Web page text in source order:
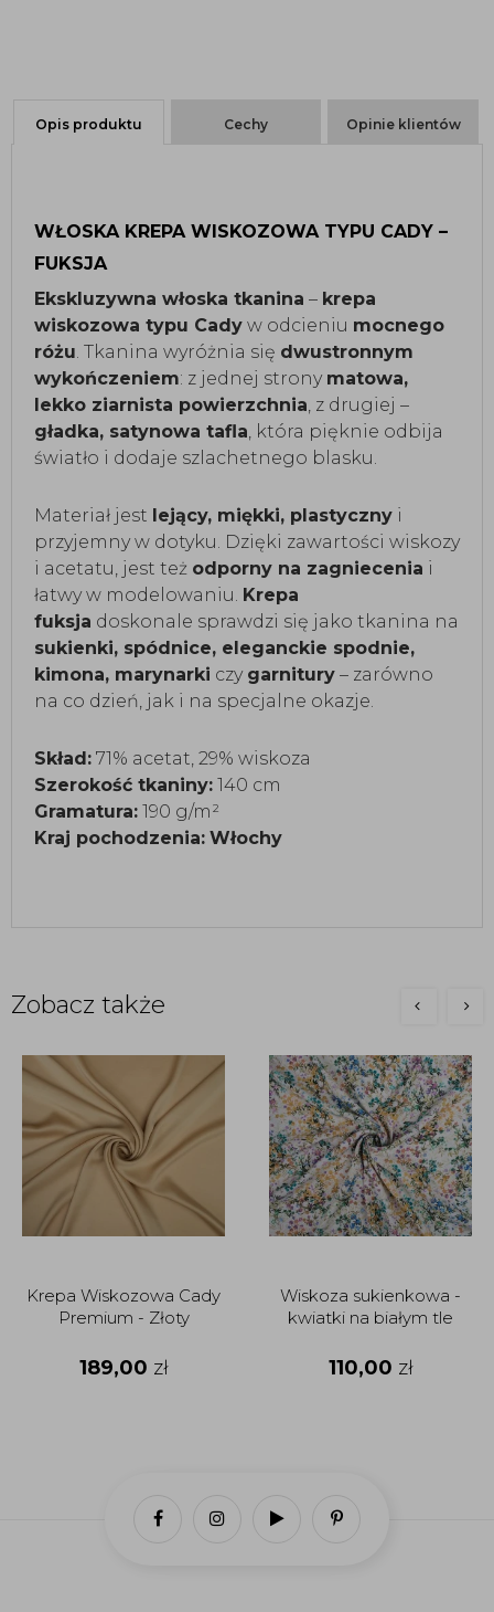
Opis produktu Cechy Opinie klientów
WŁOSKA KREPA WISKOZOWA TYPU CADY –
FUKSJA
Ekskluzywna włoska tkanina – krepa
wiskozowa typu Cady w odcieniu mocnego
różu. Tkanina wyróżnia się dwustronnym
wykończeniem: z jednej strony matowa,
lekko ziarnista powierzchnia, z drugiej –
gładka, satynowa tafla, która pięknie odbija
światło i dodaje szlachetnego blasku.
Materiał jest lejący, miękki, plastyczny i
przyjemny w dotyku. Dzięki zawartości wiskozy
i acetatu, jest też odporny na zagniecenia i
łatwy w modelowaniu. Krepa
fuksja doskonale sprawdzi się jako tkanina na
sukienki, spódnice, eleganckie spodnie,
kimona, marynarki czy garnitury – zarówno
na co dzień, jak i na specjalne okazje.
Skład: 71% acetat, 29% wiskoza
Szerokość tkaniny: 140 cm
Gramatura: 190 g/m²
Kraj pochodzenia: Włochy
Zobacz także
Krepa Wiskozowa Cady
Premium - Złoty
189,00 zł
Wiskoza sukienkowa -
kwiatki na białym tle
110,00 zł